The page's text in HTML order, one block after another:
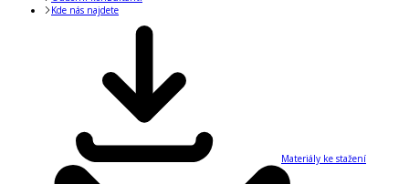
Kde nás najdete
Materiály ke stažení